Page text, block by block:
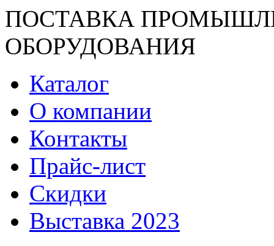
ПОСТАВКА
ОБОРУДОВАНИЯ
Каталог
О компании
Контакты
Прайс-лист
Скидки
Выставка 2023